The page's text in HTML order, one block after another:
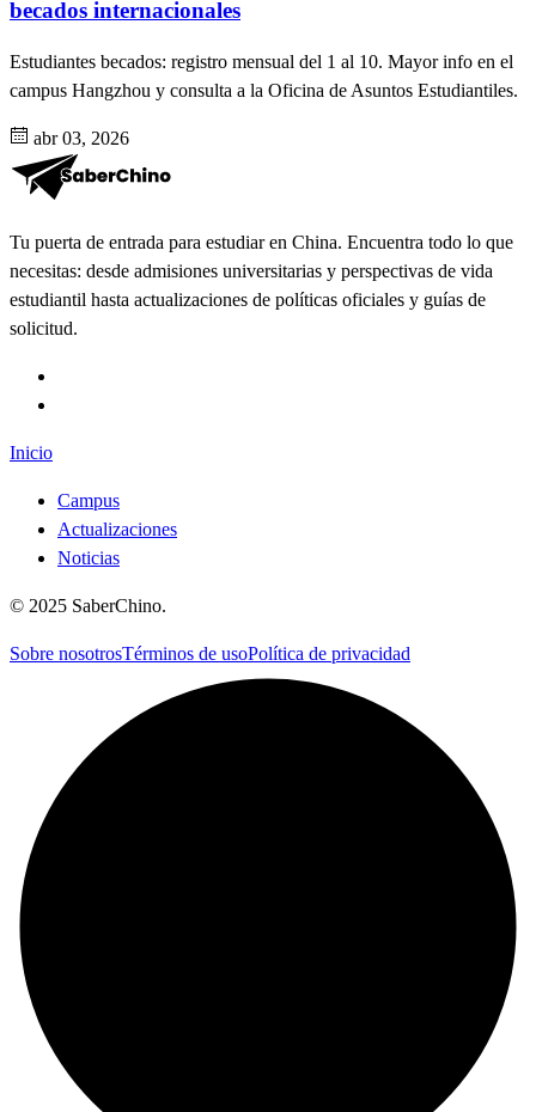
becados internacionales
Estudiantes becados: registro mensual del 1 al 10. Mayor info en el
campus Hangzhou y consulta a la Oficina de Asuntos Estudiantiles.
abr 03, 2026
Tu puerta de entrada para estudiar en China. Encuentra todo lo que
necesitas: desde admisiones universitarias y perspectivas de vida
estudiantil hasta actualizaciones de políticas oficiales y guías de
solicitud.
Inicio
Campus
Actualizaciones
Noticias
© 2025 SaberChino.
Sobre nosotrosTérminos de usoPolítica de privacidad